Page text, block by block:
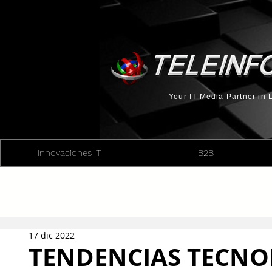
Your IT Media Partner in
Innovaciones IT B2B
TENDENCIAS
17 dic 2022